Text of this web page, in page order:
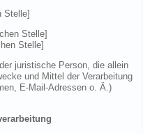
Stelle]
Stelle]
Stelle]
juristische Person, die allein
und Mittel der Verarbeitung
E-Mail-Adressen o. Ä.)